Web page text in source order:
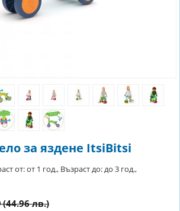
за яздене ItsiBitsi
от: от 1 год., Възраст до: до 3 год.,
(44.96 лв.)